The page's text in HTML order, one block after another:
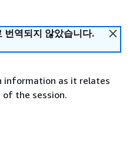
번역되지 않았습니다.
information as it relates
the session.